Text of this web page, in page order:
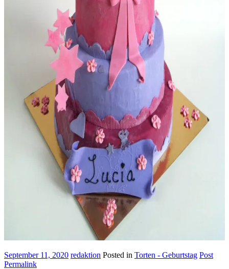
September 11, 2020 redaktion Posted in Torten - Geburtstag Post
Permalink